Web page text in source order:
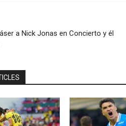
a Nick Jonas en Concierto y él